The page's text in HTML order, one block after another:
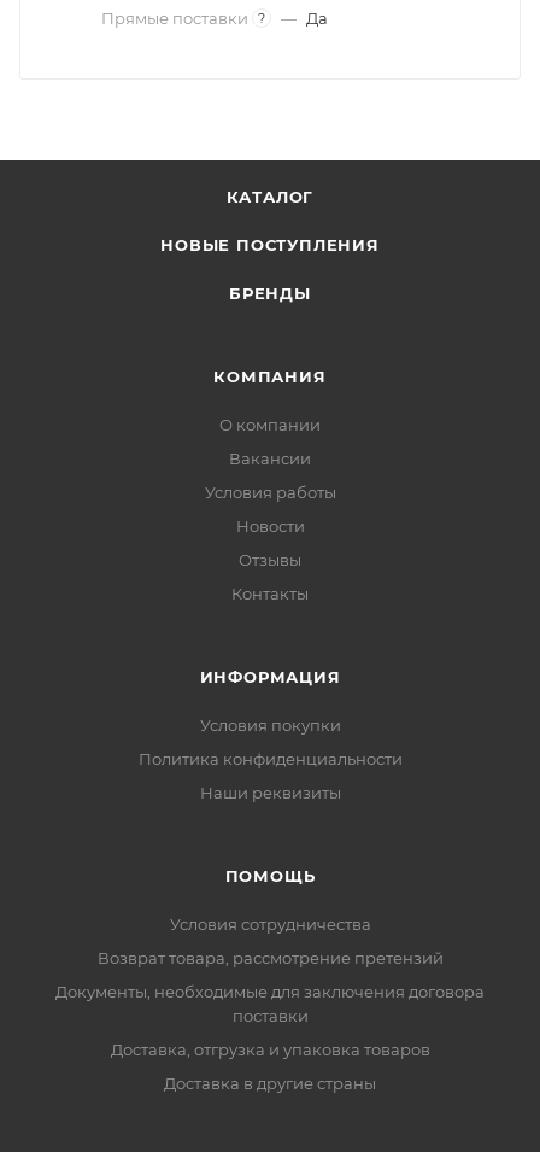
Прямые поставки
? — Да
КАТАЛОГ
НОВЫЕ ПОСТУПЛЕНИЯ
БРЕНДЫ
КОМПАНИЯ
О компании
Вакансии
Условия работы
Новости
Отзывы
Контакты
ИНФОРМАЦИЯ
Условия покупки
Политика конфиденциальности
Наши реквизиты
ПОМОЩЬ
Условия сотрудничества
Возврат товара, рассмотрение претензий
Документы, необходимые для заключения договора
поставки
Доставка, отгрузка и упаковка товаров
Доставка в другие страны